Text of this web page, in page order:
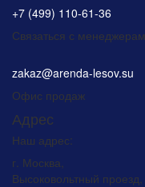
+7 (499) 110-61-36
Связаться с
zakaz@arenda-lesov.su
Офис продаж
Адрес
Наш адрес:
г. Москва,
Высоковольтный проезд,